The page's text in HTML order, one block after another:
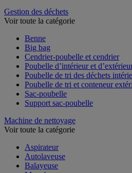
Gestion des déchets
Voir toute la catégorie
Benne
Big bag
Cendrier-poubelle et cendrier
Poubelle d’intérieur et
Poubelle de tri des déchets
Poubelle de tri et conteneur
Sac-poubelle
Support sac-poubelle
Machine de nettoyage
Voir toute la catégorie
Aspirateur
Autolaveuse
Balayeuse